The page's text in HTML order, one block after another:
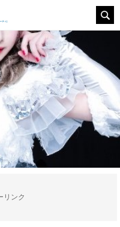
リンク